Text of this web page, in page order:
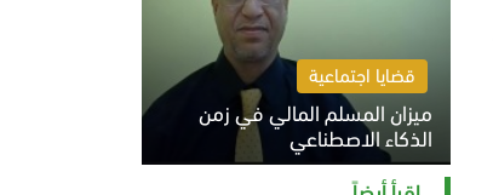
قضايا اجتماعية
ميزان المسلم المالي في زمن
الذكاء الاصطناعي
السبت 8 أغسطس 2026 11:21 ص